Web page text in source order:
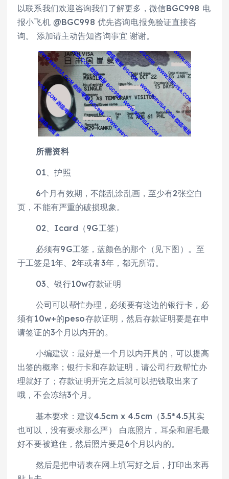
以联系我们欢迎咨询我们了解更多，微信BGC998 电
报小飞机 @BGC998 优先咨询电报免验证直接咨
询。 添加请主动告知咨询事宜 谢谢。
所需资料
01、护照
6个月有效期，不能乱涂乱画，至少有2张空白
页，不能有严重的破损现象。
02、Icard（9G工签）
必须有9G工签，蓝颜色的那个（见下图）。至
于工签是1年、2年或者3年，都无所谓。
03、银行10w存款证明
公司可以帮忙办理，必须要有这边的银行卡，必
须有10w+的peso存款证明，然后存款证明要是在申
请签证的3个月以内开的。
小编建议：最好是一个月以内开具的，可以提高
出签的概率；银行卡和存款证明，请公司行政帮忙办
理就好了；存款证明开完之后就可以把钱取出来了
哦，不会冻结3个月。
基本要求：建议4.5cm x 4.5cm（3.5*4.5其实
也可以，没有要求那么严） 白底照片，耳朵和眉毛最
好不要被遮住，然后照片要是6个月以内的。
然后是把申请表在网上填写好之后，打印出来再